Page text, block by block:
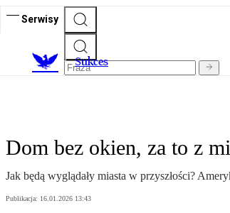
Serwisy
Sukces
Dom bez okien, za to z
Jak będą wyglądały miasta w przyszłości?
Publikacja: 16.01.2026 13:43